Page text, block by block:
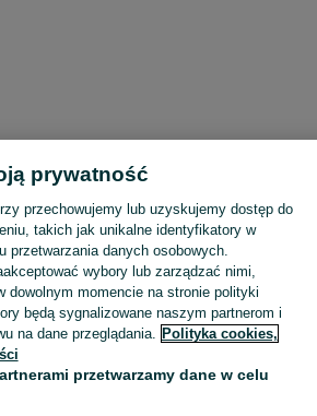
Grodzisko
Skorzystaj z największego serwisu ogłoszeniowego - Grodzisko i okolice! Kupuj to, czego pragniesz i sprzedawaj to, czego już nie potrzebujesz! Zobacz
prywatność
przechowujemy lub uzyskujemy dostęp do
takich jak unikalne identyfikatory w
przetwarzania danych osobowych.
wybory lub zarządzać nimi,
dowolnym momencie na stronie polityki
będą sygnalizowane naszym partnerom i
na dane przeglądania. Polityka cookies,
przetwarzamy dane w celu